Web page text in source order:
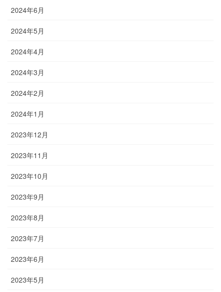
2024年6月
2024年5月
2024年4月
2024年3月
2024年2月
2024年1月
2023年12月
2023年11月
2023年10月
2023年9月
2023年8月
2023年7月
2023年6月
2023年5月